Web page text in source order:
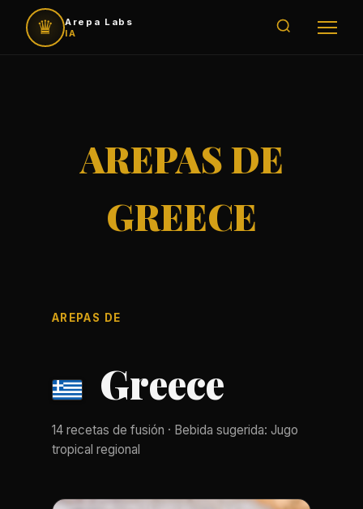
♛
Arepa Labs
IA
AREPAS DE
GREECE
AREPAS DE
Greece
14 recetas de fusión · Bebida sugerida: Jugo
tropical regional